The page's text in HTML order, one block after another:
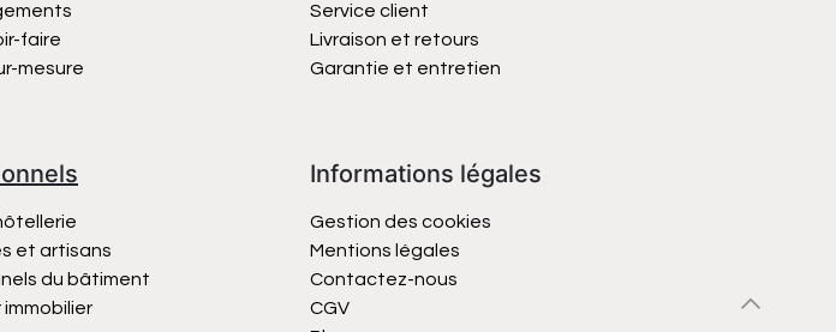
et artisans
du bâtiment
faire
mesure
Service client
Livraison et retours
Garantie et entretien
Informations légales
Gestion des cookies
Mentions légales
Contactez-nous
CGV